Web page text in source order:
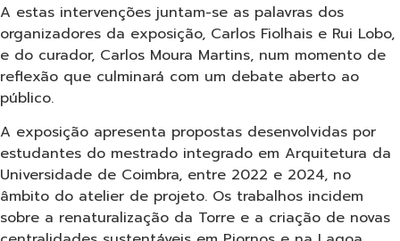
A estas intervenções juntam-se as palavras dos
organizadores da exposição, Carlos Fiolhais e Rui Lobo,
e do curador, Carlos Moura Martins, num momento de
reflexão que culminará com um debate aberto ao
público.
A exposição apresenta propostas desenvolvidas por
estudantes do mestrado integrado em Arquitetura da
Universidade de Coimbra, entre 2022 e 2024, no
âmbito do atelier de projeto. Os trabalhos incidem
sobre a renaturalização da Torre e a criação de novas